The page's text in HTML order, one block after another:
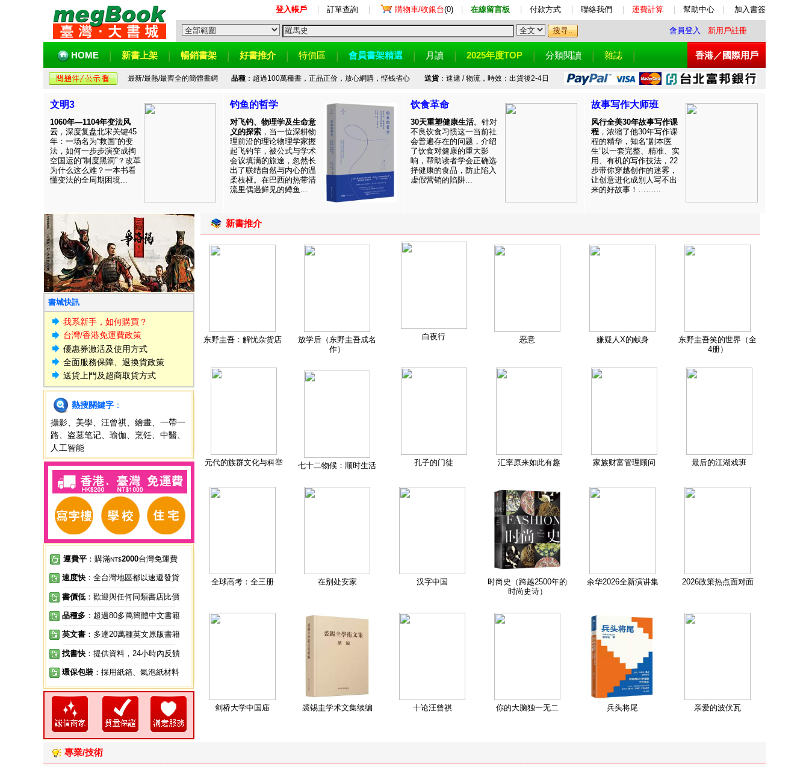
登入帳戶 訂單查詢 購物車/收銀台(0) 在線留言板 付款方式 聯絡我們 運費計算 幫助中心 加入書簽
會員登入 新用戶註冊
HOME 新書上架 暢銷書架 好書推介 特價區 會員書架精選 月讀 2025年度TOP 分類閱讀 雜誌 香港／國際用戶
最新/最熱/最齊全的簡體書網 品種：超過100萬種書，正品正价，放心網購，悭钱省心 送貨：速遞 / 物流，時效：出貨後2-4日
文明3
1060年—1104年变法风
云 ，深度复盘北宋关键45
年：一场名为“救国”的变
法，如何一步步演变成掏
空国运的“制度黑洞”？改革
为什么这么难？一本书看
懂变法的全周期困境...
钓鱼的哲学
对飞钓、物理学及生命意
义的探索 ，当一位深耕物
理前沿的理论物理学家握
起飞钓竿，被公式与学术
会议填满的旅途，忽然长
出了联结自然与内心的温
柔枝桠。在巴西的热带清
流里偶遇鲜见的鳟鱼...
饮食革命
30天重塑健康生活。针对
不良饮食习惯这一当前社
会普遍存在的问题，介绍
了饮食对健康的重大影
响，帮助读者学会正确选
择健康的食品，防止陷入
虚假营销的陷阱...
故事写作大师班
风行全美30年故事写作课
程 ，浓缩了他30年写作课
程的精华，知名“剧本医
生”以一套完整、精准、实
用、有机的写作技法，22
步带你穿越创作的迷雾，
让创意进化成别人写不出
来的好故事！……...
書城快訊
我系新手，如何購買？
台灣/香港免運費政策
優惠券激活及使用方式
全面服務保障、退換貨政策
送貨上門及超商取貨方式
熱搜關鍵字 ：
攝影
美學 汪曾祺 繪畫
一帶一
路
盗墓笔记 瑜伽 烹饪 中醫
人工智能
運費平 ：購滿NT$2000台灣免運費
速度快 ：全台灣地區都以速遞發貨
書價低 ：歡迎與任何同類書店比價
品種多 ：超過80多萬簡體中文書籍
英文書 ：多達20萬種英文原版書籍
找書快 ：提供資料，24小時內反饋
環保包裝 ：採用紙箱、氣泡紙材料
新書推介
东野圭吾：解忧杂货店
放学后（东野圭吾成名
作）
白夜行 恶意 嫌疑人X的献身
东野圭吾笑的世界（全
4册）
元代的族群文化与科举 七十二物候：顺时生活 孔子的门徒 汇率原来如此有趣 家族财富管理顾问 最后的江湖戏班
全球高考：全三册 在别处安家 汉字中国
时尚史（跨越2500年的
时尚史诗）
余华2026全新演讲集 2026政策热点面对面
剑桥大学中国庙 裘锡圭学术文集续编 十论汪曾祺 你的大脑独一无二 兵头将尾 亲爱的波伏瓦
專業/技術